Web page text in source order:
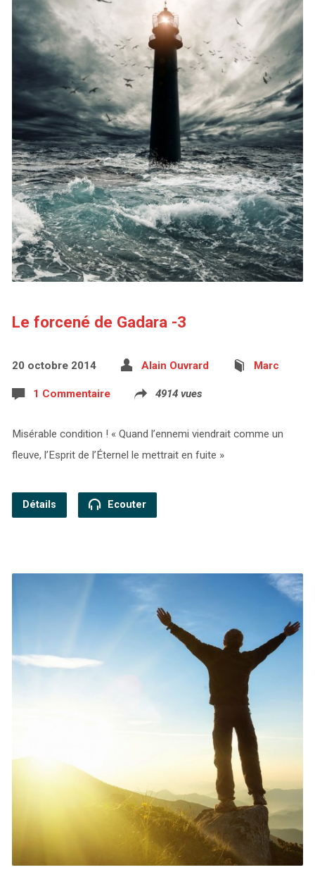
Le forcené de Gadara -3
20 octobre 2014 Alain Ouvrard Marc
1 Commentaire 4914 vues
Misérable condition ! « Quand l’ennemi viendrait comme un
fleuve, l’Esprit de l’Éternel le mettrait en fuite »
Détails Ecouter